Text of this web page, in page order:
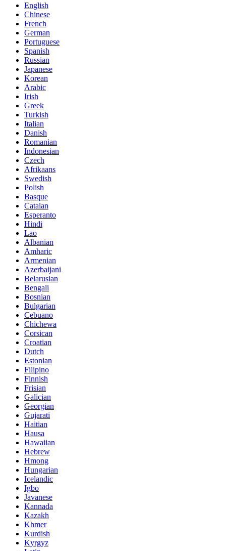
English
Chinese
French
German
Portuguese
Spanish
Russian
Japanese
Korean
Arabic
Irish
Greek
Turkish
Italian
Danish
Romanian
Indonesian
Czech
Afrikaans
Swedish
Polish
Basque
Catalan
Esperanto
Hindi
Lao
Albanian
Amharic
Armenian
Azerbaijani
Belarusian
Bengali
Bosnian
Bulgarian
Cebuano
Chichewa
Corsican
Croatian
Dutch
Estonian
Filipino
Finnish
Frisian
Galician
Georgian
Gujarati
Haitian
Hausa
Hawaiian
Hebrew
Hmong
Hungarian
Icelandic
Igbo
Javanese
Kannada
Kazakh
Khmer
Kurdish
Kyrgyz